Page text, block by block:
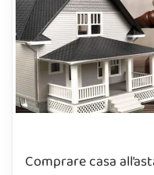
Comprare casa